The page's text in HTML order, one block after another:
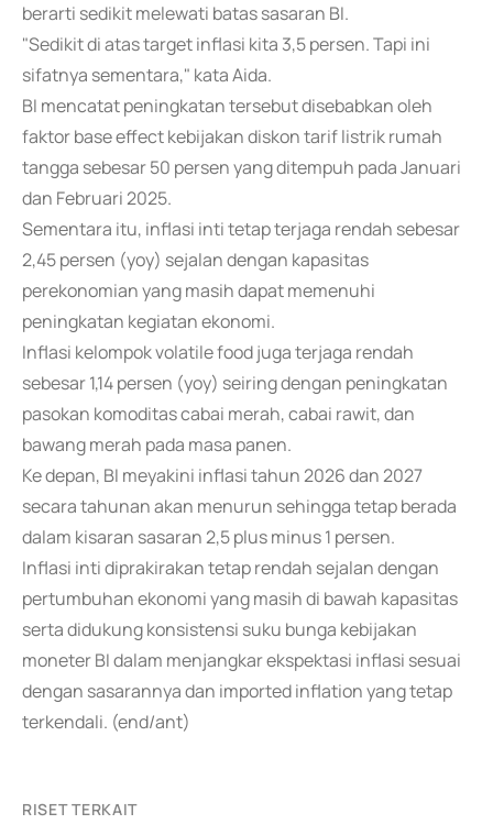
berarti sedikit melewati batas sasaran BI.
"Sedikit di atas target inflasi kita 3,5 persen. Tapi ini
sifatnya sementara," kata Aida.
BI mencatat peningkatan tersebut disebabkan oleh
faktor base effect kebijakan diskon tarif listrik rumah
tangga sebesar 50 persen yang ditempuh pada Januari
dan Februari 2025.
Sementara itu, inflasi inti tetap terjaga rendah sebesar
2,45 persen (yoy) sejalan dengan kapasitas
perekonomian yang masih dapat memenuhi
peningkatan kegiatan ekonomi.
Inflasi kelompok volatile food juga terjaga rendah
sebesar 1,14 persen (yoy) seiring dengan peningkatan
pasokan komoditas cabai merah, cabai rawit, dan
bawang merah pada masa panen.
Ke depan, BI meyakini inflasi tahun 2026 dan 2027
secara tahunan akan menurun sehingga tetap berada
dalam kisaran sasaran 2,5 plus minus 1 persen.
Inflasi inti diprakirakan tetap rendah sejalan dengan
pertumbuhan ekonomi yang masih di bawah kapasitas
serta didukung konsistensi suku bunga kebijakan
moneter BI dalam menjangkar ekspektasi inflasi sesuai
dengan sasarannya dan imported inflation yang tetap
terkendali. (end/ant)
RISET TERKAIT